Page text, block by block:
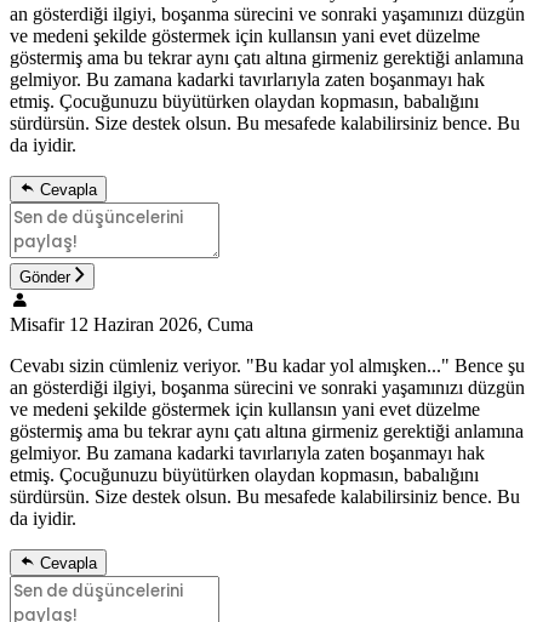
an gösterdiği ilgiyi, boşanma sürecini ve sonraki yaşamınızı düzgün
ve medeni şekilde göstermek için kullansın yani evet düzelme
göstermiş ama bu tekrar aynı çatı altına girmeniz gerektiği anlamına
gelmiyor. Bu zamana kadarki tavırlarıyla zaten boşanmayı hak
etmiş. Çocuğunuzu büyütürken olaydan kopmasın, babalığını
sürdürsün. Size destek olsun. Bu mesafede kalabilirsiniz bence. Bu
da iyidir.
Cevapla
Gönder
Misafir 12 Haziran 2026, Cuma
Cevabı sizin cümleniz veriyor. "Bu kadar yol almışken..." Bence şu
an gösterdiği ilgiyi, boşanma sürecini ve sonraki yaşamınızı düzgün
ve medeni şekilde göstermek için kullansın yani evet düzelme
göstermiş ama bu tekrar aynı çatı altına girmeniz gerektiği anlamına
gelmiyor. Bu zamana kadarki tavırlarıyla zaten boşanmayı hak
etmiş. Çocuğunuzu büyütürken olaydan kopmasın, babalığını
sürdürsün. Size destek olsun. Bu mesafede kalabilirsiniz bence. Bu
da iyidir.
Cevapla